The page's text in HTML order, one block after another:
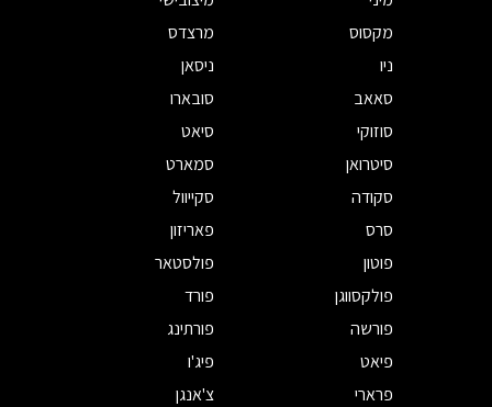
מקסוס
מרצדס
ניו
ניסאן
סאאב
סובארו
סוזוקי
סיאט
סיטרואן
סמארט
סקודה
סקייוול
סרס
פאריזון
פוטון
פולסטאר
פולקסווגן
פורד
פורשה
פורתינג
פיאט
פיג'ו
פרארי
צ'אנגן